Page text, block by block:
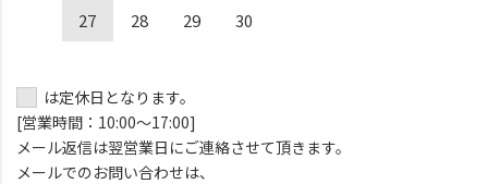
27
28 29 30
は定休日となります。
[営業時間：10:00～17:00]
メール返信は翌営業日にご連絡させて頂きます。
メールでのお問い合わせは、